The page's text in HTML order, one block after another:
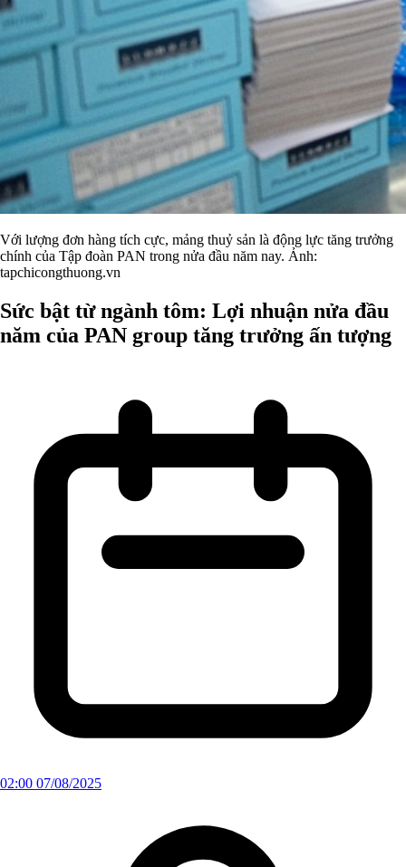
Với lượng đơn hàng tích cực, mảng thuỷ sản là động lực tăng trưởng
chính của Tập đoàn PAN trong nửa đầu năm nay. Ảnh:
tapchicongthuong.vn
Sức bật từ ngành tôm: Lợi nhuận nửa đầu
năm của PAN group tăng trưởng ấn tượng
02:00 07/08/2025